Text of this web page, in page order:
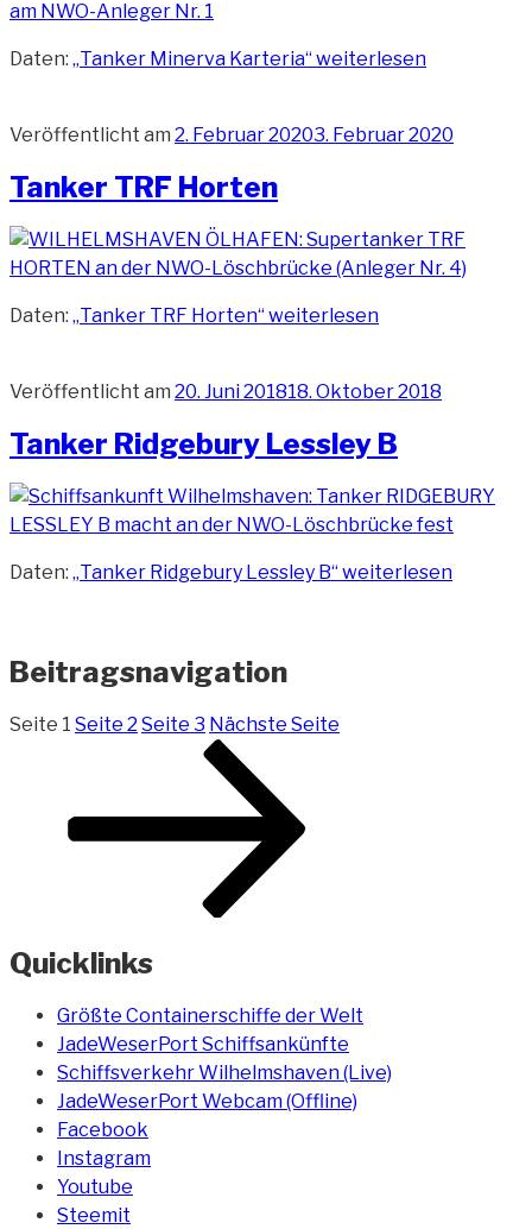
Daten: „Tanker Minerva Karteria“weiterlesen
Veröffentlicht am 2. Februar 20203. Februar 2020
Tanker TRF Horten
Daten: „Tanker TRF Horten“weiterlesen
Veröffentlicht am 20. Juni 201818. Oktober 2018
Tanker Ridgebury Lessley B
Daten: „Tanker Ridgebury Lessley B“weiterlesen
Beitragsnavigation
Seite 1 Seite 2 Seite 3 Nächste Seite
Quicklinks
Größte Containerschiffe der Welt
JadeWeserPort Schiffsankünfte
Schiffsverkehr Wilhelmshaven (Live)
JadeWeserPort Webcam (Offline)
Facebook
Instagram
Youtube
Steemit